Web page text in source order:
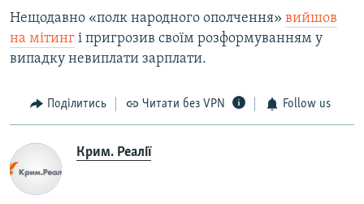
Нещодавно «полк народного ополчення» вийшов
на мітинг і пригрозив своїм розформуванням у
випадку невиплати зарплати.
Поділитись Читати без VPN Follow us
Крим. Реалії